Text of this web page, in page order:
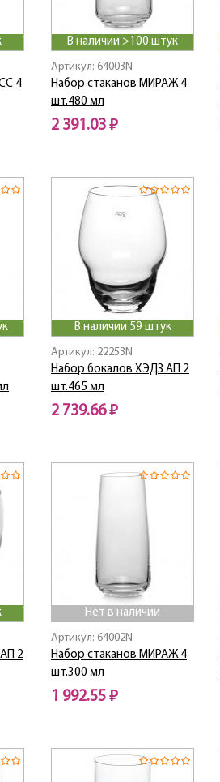
4
В наличии >100 штук
Артикул: 64003N
Набор стаканов МИРАЖ 4
шт.480 мл
2 391.03 ₽
В наличии 59 штук
Артикул: 22253N
Набор бокалов ХЭДЗ АП 2
шт.465 мл
2 739.66 ₽
2
Нет в наличии
Артикул: 64002N
Набор стаканов МИРАЖ 4
шт.300 мл
1 992.55 ₽